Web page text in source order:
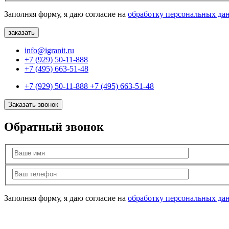
Заполняя форму, я даю согласие на обработку персональных
info@igranit.ru
+7 (929) 50-11-888
+7 (495) 663-51-48
+7 (929) 50-11-888 +7 (495) 663-51-48
Заказать звонок
Обратный звонок
Заполняя форму, я даю согласие на обработку персональных